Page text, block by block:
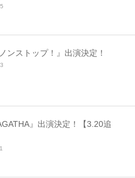
ンストップ！』出演決定！
』出演決定！【3.20追